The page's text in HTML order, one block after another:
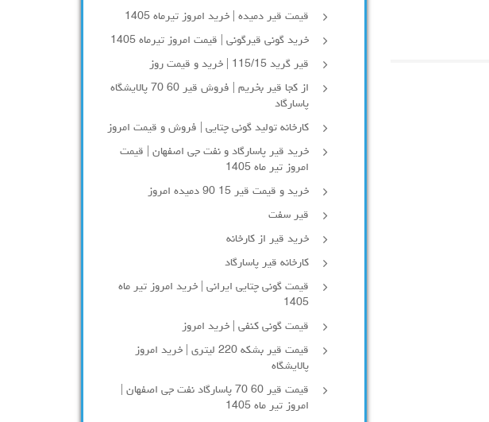
قیمت قیر دمیده | خرید امروز تیرماه 1405
خرید گونی قیرگونی | قیمت امروز تیرماه 1405
قیر گرید 115/15 | خرید و قیمت روز
از کجا قیر بخریم | فروش قیر 60 70 پالایشگاه
پاسارگاد
کارخانه تولید گونی چتایی | فروش و قیمت امروز
خرید قیر پاسارگاد و نفت جی اصفهان | قیمت
امروز تیر ماه 1405
خرید و قیمت قیر 15 90 دمیده امروز
قیر سفت
خرید قیر از کارخانه
کارخانه قیر پاسارگاد
قیمت گونی چتایی ایرانی | خرید امروز تیر ماه
1405
قیمت گونی کنفی | خرید امروز
قیمت قیر بشکه 220 لیتری | خرید امروز
پالایشگاه
قیمت قیر 60 70 پاسارگاد نفت جی اصفهان |
امروز تیر ماه 1405